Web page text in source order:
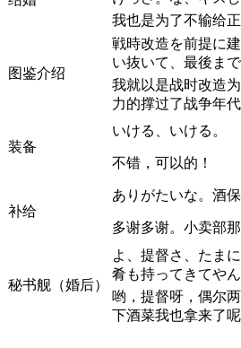
我也是为了不输给
图鉴介绍
戦時改造を前提に
い抜いて、最後ま
我就以是战时改造
力的撑过了战争年
装备
いける、いける。
不错，可以的！
补给
ありがたいな。酒
多谢多谢。小卖部
秘书舰（婚后）
よ、提督さ、たま
肴も持ってきてや
哟，提督呀，偶尔
下酒菜我也拿来了